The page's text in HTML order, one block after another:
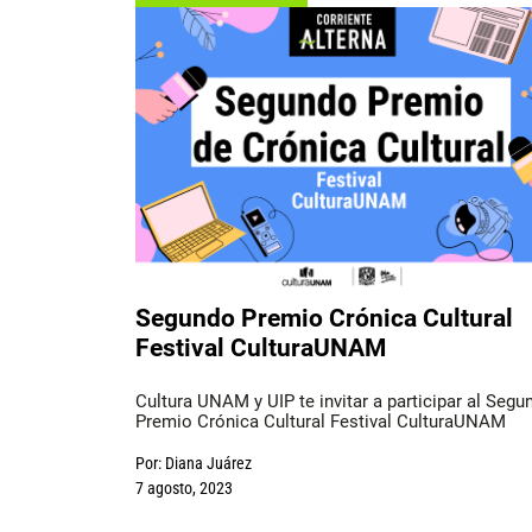
Segundo Premio Crónica Cultural
Festival CulturaUNAM
Cultura UNAM y UIP te invitar a participar al
Premio Crónica Cultural Festival CulturaUNAM
Por: Diana Juárez
7 agosto, 2023